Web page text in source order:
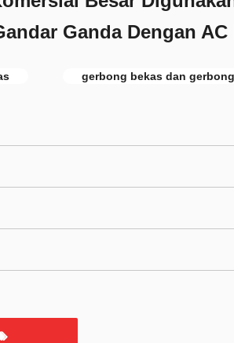
Ganda Dengan AC
gerbong bekas dan